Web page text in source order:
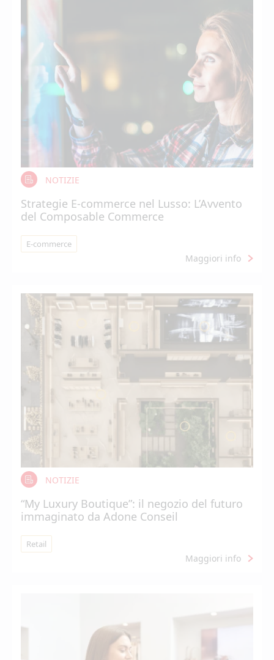
NOTIZIE
Strategie E-commerce nel Lusso: L’Avvento
del Composable Commerce
E-commerce
Maggiori info
NOTIZIE
“My Luxury Boutique”: il negozio del futuro
immaginato da Adone Conseil
Retail
Maggiori info